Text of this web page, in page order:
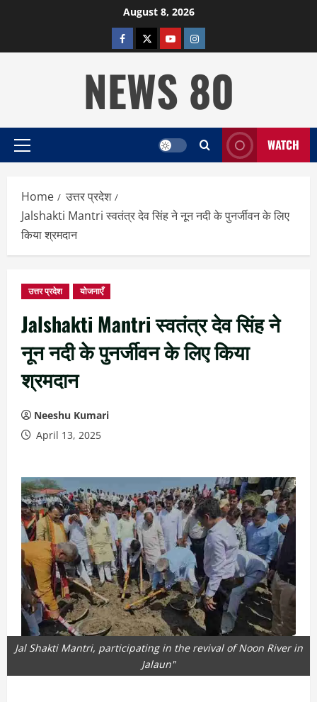
August 8, 2026
facebooktwitterYOUTUBE
instagram
NEWS 80
Primary
WATCH
Home
उत्तर प्रदेश
Jalshakti Mantri स्वतंत्र देव सिंह ने नून नदी के पुनर्जीवन के लिए
किया श्रमदान
उत्तर प्रदेश योजनाएँ
Jalshakti Mantri स्वतंत्र देव सिंह ने
नून नदी के पुनर्जीवन के लिए किया
श्रमदान
Neeshu Kumari
April 13, 2025
Jal Shakti Mantri, participating in the revival of Noon River in
Jalaun"